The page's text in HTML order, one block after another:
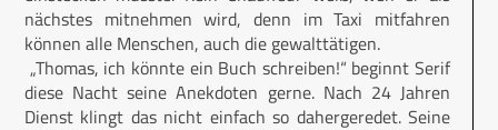
nächstes mitnehmen wird, denn im Taxi mitfahren
können alle Menschen, auch die gewalttätigen.
„Thomas, ich könnte ein Buch schreiben!“ beginnt Serif
diese Nacht seine Anekdoten gerne. Nach 24 Jahren
Dienst klingt das nicht einfach so dahergeredet. Seine